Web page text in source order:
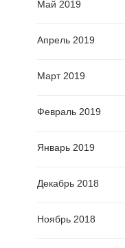
Май 2019
Апрель 2019
Март 2019
Февраль 2019
Январь 2019
Декабрь 2018
Ноябрь 2018